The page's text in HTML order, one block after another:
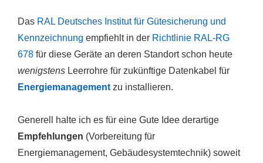
Das RAL Deutsches Institut für Gütesicherung und
Kennzeichnung empfiehlt in der Richtlinie RAL-RG
678 für diese Geräte an deren Standort schon heute
wenigstens Leerrohre für zukünftige Datenkabel für
Energiemanagement zu installieren.
Generell halte ich es für eine Gute Idee derartige
Empfehlungen (Vorbereitung für
Energiemanagement, Gebäudesystemtechnik) soweit